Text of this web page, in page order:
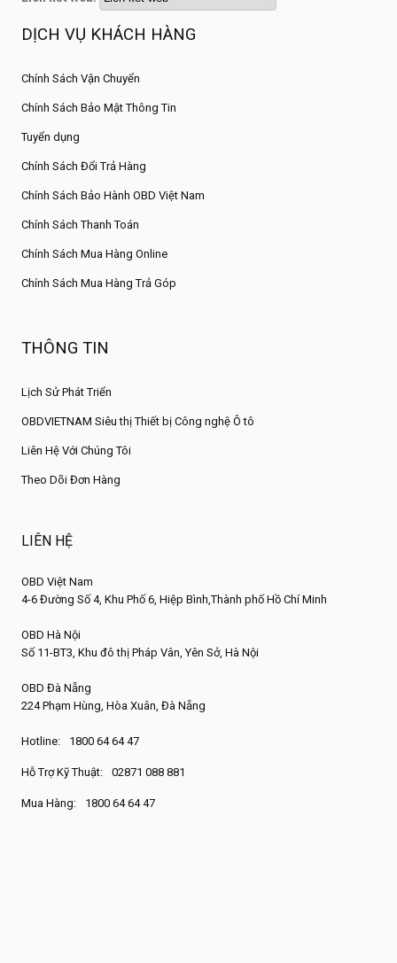
DỊCH VỤ KHÁCH HÀNG
Chính Sách Vận Chuyển
Chính Sách Bảo Mật Thông Tin
Tuyển dụng
Chính Sách Đổi Trả Hàng
Chính Sách Bảo Hành OBD Việt Nam
Chính Sách Thanh Toán
Chính Sách Mua Hàng Online
Chính Sách Mua Hàng Trả Góp
THÔNG TIN
Lịch Sử Phát Triển
OBDVIETNAM Siêu thị Thiết bị Công nghệ Ô tô
Liên Hệ Với Chúng Tôi
Theo Dõi Đơn Hàng
LIÊN HỆ
OBD Việt Nam
4-6 Đường Số 4, Khu Phố 6, Hiệp Bình,Thành phố Hồ Chí Minh
OBD Hà Nội
Số 11-BT3, Khu đô thị Pháp Vân, Yên Sở, Hà Nội
OBD Đà Nẵng
224 Phạm Hùng, Hòa Xuân, Đà Nẵng
Hotline: 1800 64 64 47
Hỗ Trợ Kỹ Thuật: 02871 088 881
Mua Hàng: 1800 64 64 47